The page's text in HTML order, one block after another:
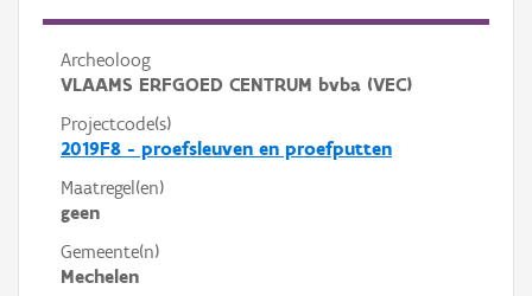
Archeoloog
VLAAMS ERFGOED CENTRUM bvba (VEC)
Projectcode(s)
2019F8 - proefsleuven en proefputten
Maatregel(en)
geen
Gemeente(n)
Mechelen